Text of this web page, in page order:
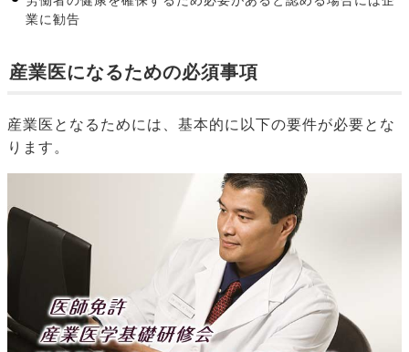
業に勧告
産業医になるための必須事項
産業医となるためには、基本的に以下の要件が必要とな
ります。